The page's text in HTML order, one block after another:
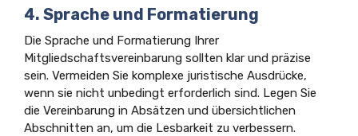
4. Sprache und Formatierung
Die Sprache und Formatierung Ihrer
Mitgliedschaftsvereinbarung sollten klar und präzise
sein. Vermeiden Sie komplexe juristische Ausdrücke,
wenn sie nicht unbedingt erforderlich sind. Legen Sie
die Vereinbarung in Absätzen und übersichtlichen
Abschnitten an, um die Lesbarkeit zu verbessern.